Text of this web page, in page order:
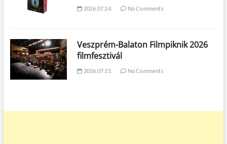
2026.07.24. No Comments
Veszprém-Balaton Filmpiknik 2026
filmfesztivál
2026.07.15. No Comments